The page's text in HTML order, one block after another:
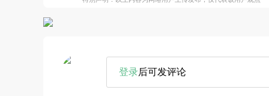
登录后可发评论